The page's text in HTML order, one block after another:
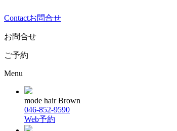
Contactお問合せ
お問合せ
ご予約
Menu
mode hair Brown
046-852-9590
Web予約